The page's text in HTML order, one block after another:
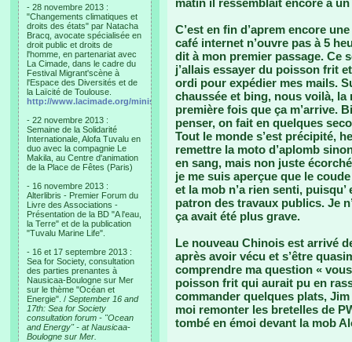
- 28 novembre 2013 :
"Changements climatiques et
droits des états" par Natacha
Bracq, avocate spécialisée en
droit public et droits de
l'homme, en partenariat avec
La Cimade, dans le cadre du
Festival Migrant'scène à
l'Espace des Diversités et de
la Laïcité de Toulouse.
http://www.lacimade.org/minisites/migrantscene
- 22 novembre 2013 :
Semaine de la Solidarité
Internationale, Alofa Tuvalu en
duo avec la compagnie Le
Makila, au Centre d'animation
de la Place de Fêtes (Paris)
- 16 novembre 2013 :
Alterlibris - Premier Forum du
Livre des Associations -
Présentation de la BD "A l'eau,
la Terre" et de la publication
"Tuvalu Marine Life".
- 16 et 17 septembre 2013 :
Sea for Society, consultation
des parties prenantes à
Nausicaa-Boulogne sur Mer
sur le thème "Océan et
Energie". / September 16 and
17th: Sea for Society
consultation forum - "Ocean
and Energy" - at Nausicaa-
Boulogne sur Mer.
matin il ressemblait encore à
C’est en fin d’aprem encore
café internet n’ouvre pas à 5
dit à mon premier passage. Ce
j’allais essayer du poisson frit
ordi pour expédier mes mails.
chaussée et bing, nous voilà, la
première fois que ça m’arrive.
penser, on fait en quelques
Tout le monde s’est précipité,
remettre la moto d’aplomb
en sang, mais non juste
je me suis aperçue que le
et la mob n’a rien senti,
patron des travaux publics. Je
ça avait été plus grave.
Le nouveau Chinois est arrivé
après avoir vécu et s’être
comprendre ma question «
poisson frit qui aurait pu en
commander quelques plats,
moi remonter les bretelles de
tombé en émoi devant la mob